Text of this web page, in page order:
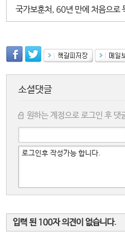
국가보훈처, 60년 만에 처음으로
소셜댓글
원하는 계정으로 로그인 후 댓
입력 된 100자 의견이 없습니다.